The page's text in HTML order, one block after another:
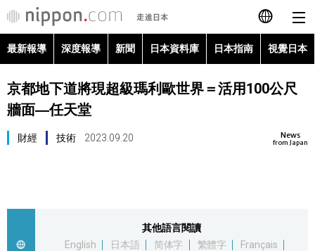
日本語
English
最新報導
最新報導 深度報導 新聞 日本資料庫 日本指南 視覺日本
京都地下道將現超級瑪利歐世界＝活用100公尺
牆面―任天堂
News
from Japan
財經 技術 2023.09.20
其他語言閱讀
English
日本語 简体字 繁體字
Français